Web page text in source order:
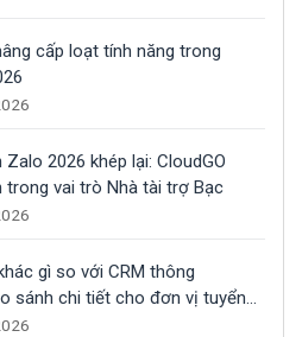
cấp loạt tính năng trong
Zalo 2026 khép lại: CloudGO
trong vai trò Nhà tài trợ Bạc
gì so với CRM thông
sánh chi tiết cho đơn vị tuyển